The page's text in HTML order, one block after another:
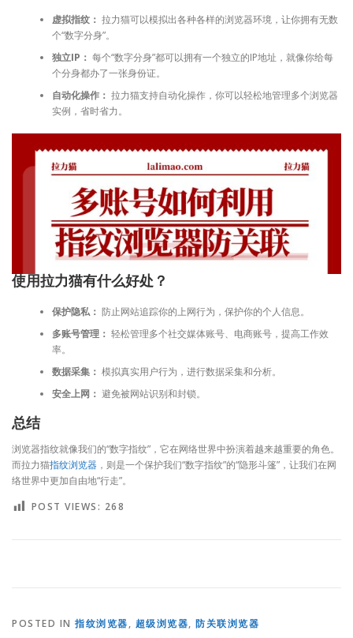
虚拟指纹： 拉力猫可以模拟出各种各样的浏览器环境，让你拥有无数
个“数字分身”。
独立IP： 每个“数字分身”都可以拥有一个独立的IP地址，就像你给每
个分身都办了一张身份证。
自动化操作： 拉力猫支持自动化操作，你可以轻松地管理多个浏览器
实例，省时省力。
使用拉力猫有什么好处？
保护隐私： 防止网站追踪你的上网行为，保护你的个人信息。
多账号管理： 轻松管理多个社交媒体账号、电商账号，提高工作效
率。
数据采集： 模拟真实用户行为，进行数据采集和分析。
安全上网： 避免被网站识别和封锁。
总结
浏览器指纹就像我们的“数字指纹”，它在网络世界中扮演着越来越重要的角色。
而拉力猫指纹浏览器 ，则是一个保护我们“数字指纹”的“隐形斗篷”，让我们在网
络世界中更加自由地“行走”。
POST VIEWS: 268
POSTED IN 指纹浏览器, 超级浏览器, 防关联浏览器